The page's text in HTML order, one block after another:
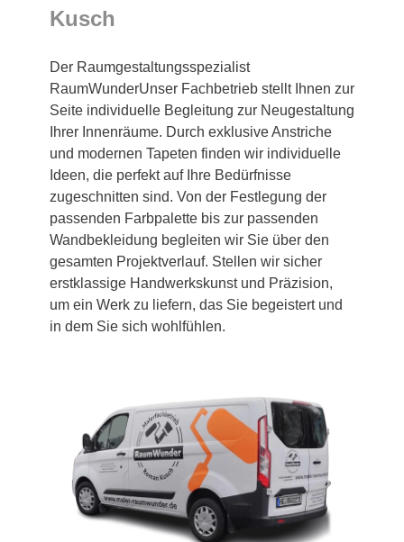
Kusch
Der Raumgestaltungsspezialist
RaumWunderUnser Fachbetrieb stellt Ihnen zur
Seite individuelle Begleitung zur Neugestaltung
Ihrer Innenräume. Durch exklusive Anstriche
und modernen Tapeten finden wir individuelle
Ideen, die perfekt auf Ihre Bedürfnisse
zugeschnitten sind. Von der Festlegung der
passenden Farbpalette bis zur passenden
Wandbekleidung begleiten wir Sie über den
gesamten Projektverlauf. Stellen wir sicher
erstklassige Handwerkskunst und Präzision,
um ein Werk zu liefern, das Sie begeistert und
in dem Sie sich wohlfühlen.